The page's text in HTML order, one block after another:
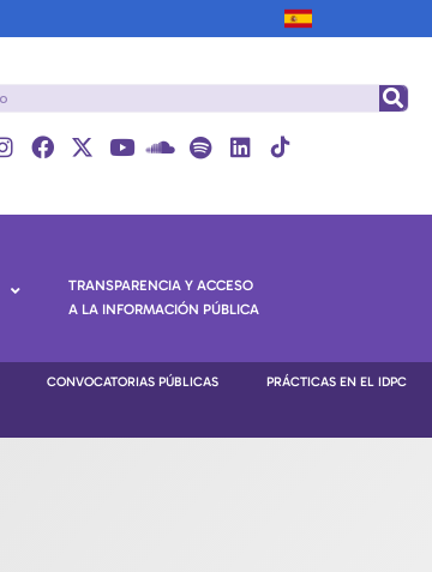
TRANSPARENCIA Y ACCESO
A LA INFORMACIÓN PÚBLICA
CONVOCATORIAS PÚBLICAS
PRÁCTICAS EN EL IDPC